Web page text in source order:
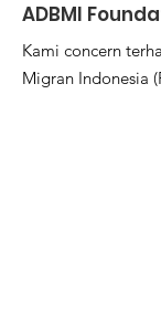
ADBMI
Kami concern
Migran Indonesia